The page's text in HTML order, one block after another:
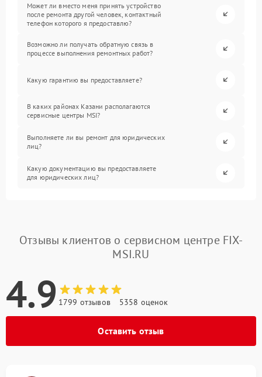
Может ли вместо меня принять устройство
после ремонта другой человек, контактный
телефон которого я предоставлю?
Возможно ли получать обратную связь в
процессе выполнения ремонтных работ?
Какую гарантию вы предоставляете?
В каких районах Казани располагаются
сервисные центры MSI?
Выполняете ли вы ремонт для юридических
лиц?
Какую документацию вы предоставляете
для юридических лиц?
Отзывы клиентов о сервисном центре FIX-
MSI.RU
4.9 1799 отзывов 5358 оценок
Оставить отзыв